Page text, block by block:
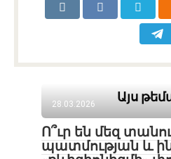
Այս
28.03.2026
Ո՞ւր են մեզ
պատմության և